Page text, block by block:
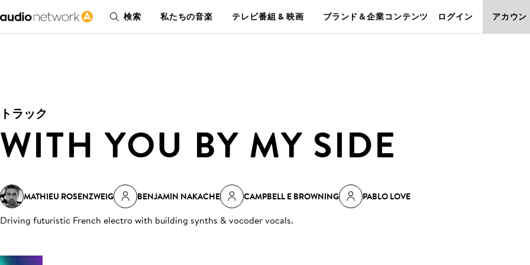
検索 私たちの音楽 テレビ番組 & 映画 ブランド＆企業コンテンツ ログイン アカウン
トラック
WITH YOU BY MY SIDE
MATHIEU ROSENZWEIG BENJAMIN NAKACHE CAMPBELL E BROWNING PABLO LOVE
Driving futuristic French electro with building synths & vocoder vocals.